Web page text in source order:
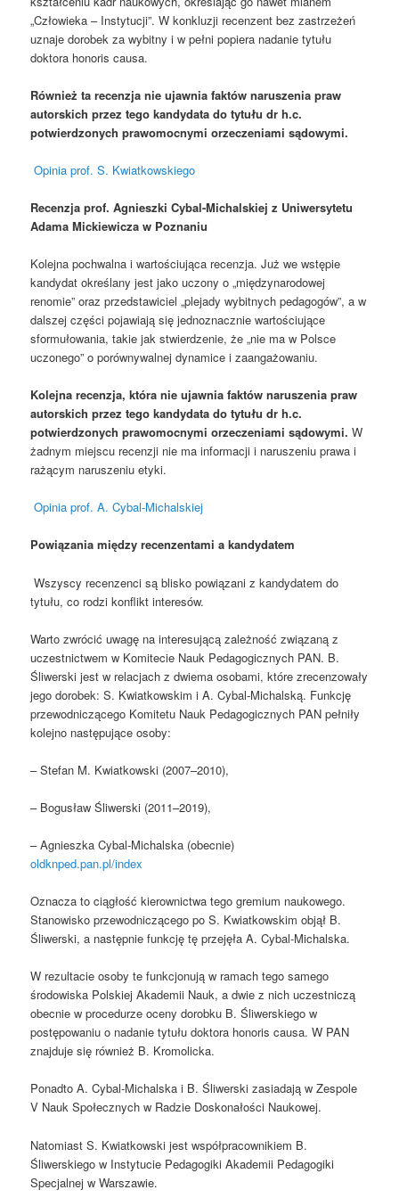
„Człowieka – Instytucji”. W konkluzji recenzent bez zastrzeżeń
uznaje dorobek za wybitny i w pełni popiera nadanie tytułu
doktora honoris causa.
Również ta recenzja nie ujawnia faktów naruszenia praw
autorskich przez tego kandydata do tytułu dr h.c.
potwierdzonych prawomocnymi orzeczeniami sądowymi.
Opinia prof. S. Kwiatkowskiego
Recenzja prof. Agnieszki Cybal-Michalskiej z Uniwersytetu
Adama Mickiewicza w Poznaniu
Kolejna pochwalna i wartościująca recenzja. Już we wstępie
kandydat określany jest jako uczony o „międzynarodowej
renomie” oraz przedstawiciel „plejady wybitnych pedagogów”, a w
dalszej części pojawiają się jednoznacznie wartościujące
sformułowania, takie jak stwierdzenie, że „nie ma w Polsce
uczonego” o porównywalnej dynamice i zaangażowaniu.
Kolejna recenzja, która nie ujawnia faktów naruszenia praw
autorskich przez tego kandydata do tytułu dr h.c.
potwierdzonych prawomocnymi orzeczeniami sądowymi.W
żadnym miejscu recenzji nie ma informacji i naruszeniu prawa i
rażącym naruszeniu etyki.
Opinia prof. A. Cybal-Michalskiej
Powiązania między recenzentami a kandydatem
Wszyscy recenzenci są blisko powiązani z kandydatem do
tytułu, co rodzi konflikt interesów.
Warto zwrócić uwagę na interesującą zależność związaną z
uczestnictwem w Komitecie Nauk Pedagogicznych PAN. B.
Śliwerski jest w relacjach z dwiema osobami, które zrecenzowały
jego dorobek: S. Kwiatkowskim i A. Cybal-Michalską. Funkcję
przewodniczącego Komitetu Nauk Pedagogicznych PAN pełniły
kolejno następujące osoby:
– Stefan M. Kwiatkowski (2007–2010),
– Bogusław Śliwerski (2011–2019),
– Agnieszka Cybal-Michalska (obecnie)
oldknped.pan.pl/index
Oznacza to ciągłość kierownictwa tego gremium naukowego.
Stanowisko przewodniczącego po S. Kwiatkowskim objął B.
Śliwerski, a następnie funkcję tę przejęła A. Cybal-Michalska.
W rezultacie osoby te funkcjonują w ramach tego samego
środowiska Polskiej Akademii Nauk, a dwie z nich uczestniczą
obecnie w procedurze oceny dorobku B. Śliwerskiego w
postępowaniu o nadanie tytułu doktora honoris causa. W PAN
znajduje się również B. Kromolicka.
Ponadto A. Cybal-Michalska i B. Śliwerski zasiadają w Zespole
V Nauk Społecznych w Radzie Doskonałości Naukowej.
Natomiast S. Kwiatkowski jest współpracownikiem B.
Śliwerskiego w Instytucie Pedagogiki Akademii Pedagogiki
Specjalnej w Warszawie.